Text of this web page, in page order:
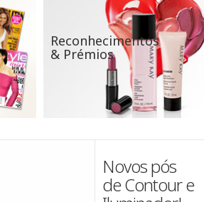
Reconhecimentos
& Prémios
Novos pós
de Contour e